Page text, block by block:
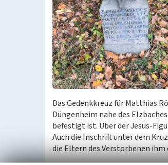
Das Gedenkkreuz für Matthias
Düngenheim nahe des
befestigt ist. Über der Jesus-
Auch die Inschrift unter dem
die Eltern des Verstorbenen